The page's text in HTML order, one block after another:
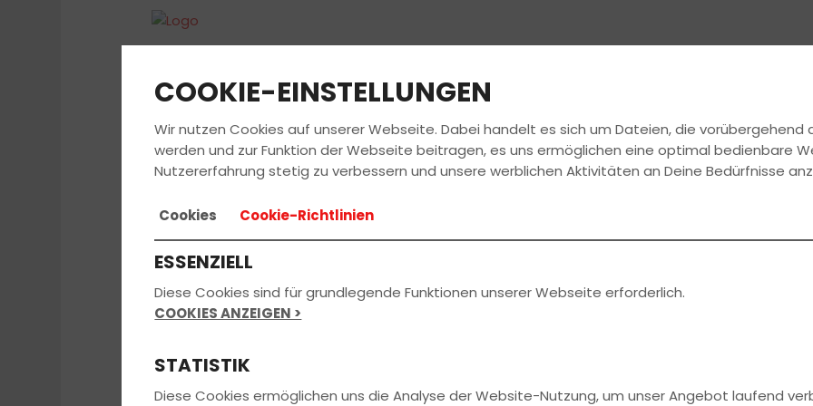
FAHRSCHULE FÜHRERSCHEIN AKTUELLES
COOKIE-EINSTELLUNGEN
Wir nutzen Cookies auf unserer Webseite. Dabei handelt es sich um Dateien, die
werden und zur Funktion der Webseite beitragen, es uns ermöglichen eine optimal bedienbare
Nutzererfahrung stetig zu verbessern und unsere werblichen Aktivitäten an Deine Bedürfnisse
Cookies Cookie-Richtlinien
ESSENZIELL
Diese Cookies sind für grundlegende Funktionen unserer Webseite erforderlich.
COOKIES ANZEIGEN >
STATISTIK
Diese Cookies ermöglichen uns die Analyse der Website-Nutzung, um unser Angebot laufend